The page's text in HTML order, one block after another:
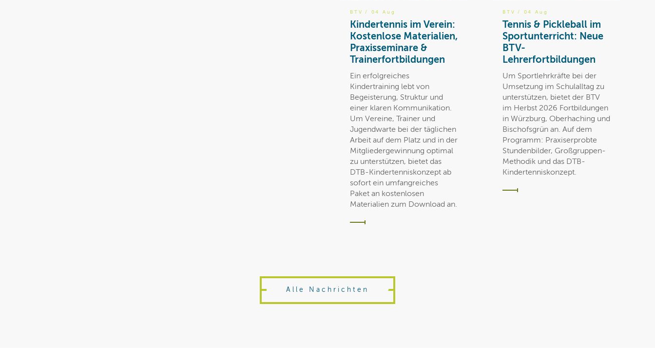
BTV / 04 Aug
Kindertennis im Verein:
Kostenlose Materialien,
Praxisseminare &
Trainerfortbildungen
Ein erfolgreiches
Kindertraining lebt von
Begeisterung, Struktur und
einer klaren Kommunikation.
Um Vereine, Trainer und
Jugendwarte bei der täglichen
Arbeit auf dem Platz und in der
Mitgliedergewinnung optimal
zu unterstützen, bietet das
DTB-Kindertenniskonzept ab
sofort ein umfangreiches
Paket an kostenlosen
Materialien zum Download an.
BTV / 04 Aug
Tennis & Pickleball im
Sportunterricht: Neue
BTV-
Lehrerfortbildungen
Um Sportlehrkräfte bei der
Umsetzung im Schulalltag zu
unterstützen, bietet der BTV
im Herbst 2026 Fortbildungen
in Würzburg, Oberhaching und
Bischofsgrün an. Auf dem
Programm: Praxiserprobte
Stundenbilder, Großgruppen-
Methodik und das DTB-
Kindertenniskonzept.
Alle Nachrichten